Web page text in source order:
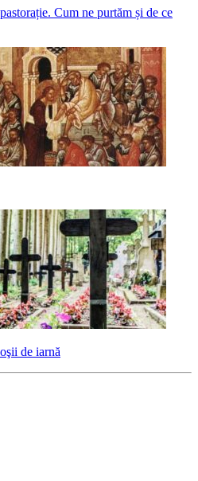
Cum ne purtăm și de ce
de iarnă